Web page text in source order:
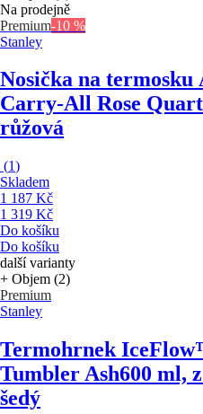
Na prodejně
Premium-10 %
Stanley
Nosička na
Carry-All Rose
růžová
(1)
Skladem
1 187 Kč
1 319 Kč
Do košíku
Do košíku
další varianty
+ Objem (2)
Premium
Stanley
Termohrnek
Tumbler Ash600 ml,
šedý